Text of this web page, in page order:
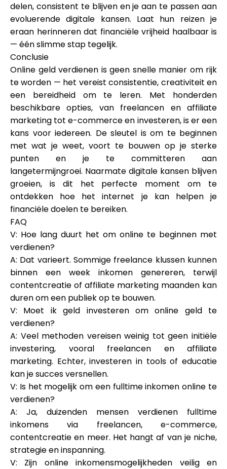
delen, consistent te blijven en je aan te passen aan
evoluerende digitale kansen. Laat hun reizen je
eraan herinneren dat financiële vrijheid haalbaar is
— één slimme stap tegelijk.
Conclusie
Online geld verdienen is geen snelle manier om rijk
te worden — het vereist consistentie, creativiteit en
een bereidheid om te leren. Met honderden
beschikbare opties, van freelancen en affiliate
marketing tot e-commerce en investeren, is er een
kans voor iedereen. De sleutel is om te beginnen
met wat je weet, voort te bouwen op je sterke
punten en je te committeren aan
langetermijngroei. Naarmate digitale kansen blijven
groeien, is dit het perfecte moment om te
ontdekken hoe het internet je kan helpen je
financiële doelen te bereiken.
FAQ
V: Hoe lang duurt het om online te beginnen met
verdienen?
A: Dat varieert. Sommige freelance klussen kunnen
binnen een week inkomen genereren, terwijl
contentcreatie of affiliate marketing maanden kan
duren om een publiek op te bouwen.
V: Moet ik geld investeren om online geld te
verdienen?
A: Veel methoden vereisen weinig tot geen initiële
investering, vooral freelancen en affiliate
marketing. Echter, investeren in tools of educatie
kan je succes versnellen.
V: Is het mogelijk om een fulltime inkomen online te
verdienen?
A: Ja, duizenden mensen verdienen fulltime
inkomens via freelancen, e-commerce,
contentcreatie en meer. Het hangt af van je niche,
strategie en inspanning.
V: Zijn online inkomensmogelijkheden veilig en